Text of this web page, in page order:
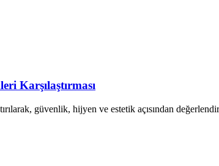
Karşılaştırması
güvenlik, hijyen ve estetik açısından